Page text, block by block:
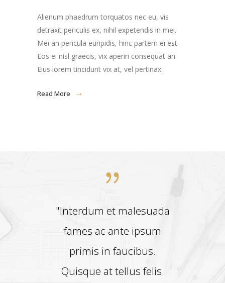
Alienum phaedrum torquatos nec eu, vis
detraxit periculis ex, nihil expetendis in mei.
Mei an pericula euripidis, hinc partem ei est.
Eos ei nisl graecis, vix aperiri consequat an.
Eius lorem tincidunt vix at, vel pertinax.
Read More
et malesuada
ac ante ipsum
in faucibus.
at tellus felis.
’’ Ipsum lorem ad
reque
definiebas mei.
causae